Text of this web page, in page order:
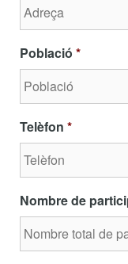
Població *
Telèfon *
Nombre de